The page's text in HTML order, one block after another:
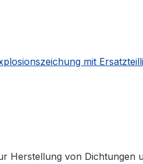
mit
Herstellung von Dichtungen